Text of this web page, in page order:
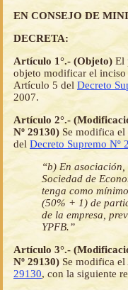
EN CONSEJO DE
DECRETA:
Artículo 1°.- (Objeto) El
objeto modificar el
Artículo 5 del Decreto
2007.
Artículo 2°.-
Nº 29130) Se modifica
del Decreto Supremo Nº
“b) En
Sociedad de
tenga como
(50% + 1) de
de la empresa,
YPFB.”
Artículo 3°.-
Nº 29130) Se modifica
29130, con la siguiente